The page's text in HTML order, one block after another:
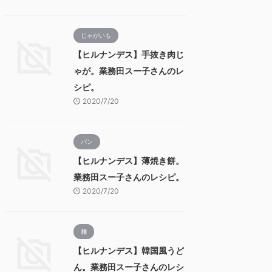
じゃがいも
【ヒルナンデス】手抜き肉じ
ゃが。業務田スー子さんのレ
シピ。
2020/7/20
パン
【ヒルナンデス】薄焼き餅。
業務田スー子さんのレシピ。
2020/7/20
麺
【ヒルナンデス】韓国風うど
ん。業務田スー子さんのレシ